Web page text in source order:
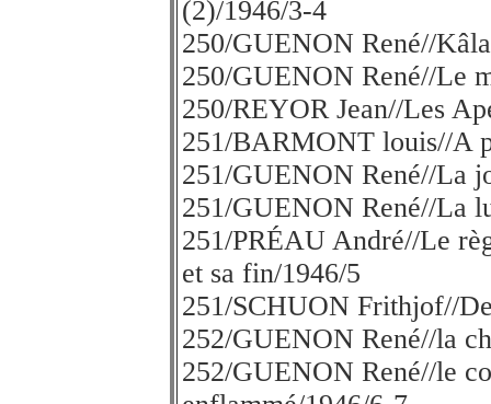
(2)/1946/3-4
250/GUENON René//
250/GUENON René//Le
250/REYOR Jean//Les
251/BARMONT louis//A
251/GUENON René//La
251/GUENON René//La
251/PRÉAU André//Le
et sa fin/1946/5
251/SCHUON Frithjof//
252/GUENON René//la
252/GUENON René//le